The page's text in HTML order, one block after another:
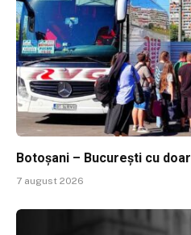
Botoșani – București cu
7 august 2026